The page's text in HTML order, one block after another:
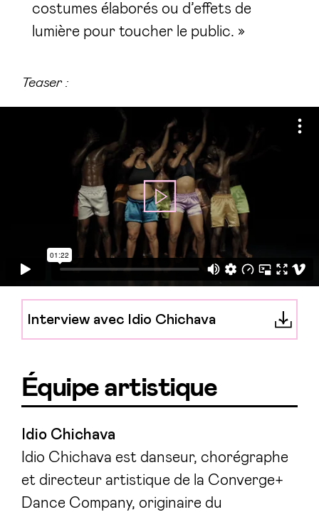
costumes élaborés ou d’effets de
lumière pour toucher le public. »
Teaser :
Interview avec Idio Chichava
Équipe artistique
Idio Chichava
Idio Chichava est danseur, chorégraphe
et directeur artistique de la Converge+
Dance Company, originaire du